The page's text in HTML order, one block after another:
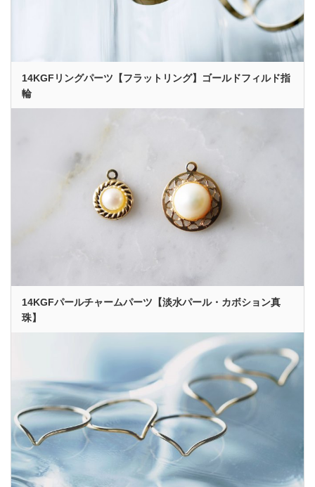
14KGFリングパーツ【フラットリング】ゴールドフィルド指
輪
14KGFパールチャームパーツ【淡水パール・カボション真
珠】